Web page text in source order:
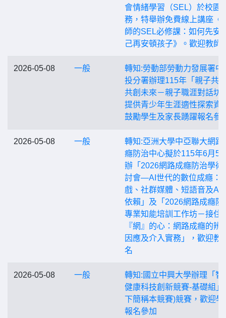
會情緒學習（SEL）於校園
務，特舉辦免費線上講座《
師的SEL必修課：如何先安
己再安頓孩子》。歡迎教師
2026-05-08 一般
轉知:勞動部勞動力發展署中
投分署辦理115年「親子共
共創未來－親子職涯對話坊
提供青少年生涯適性探索資
鼓勵學生及家長踴躍報名參
2026-05-08 一般
轉知:亞洲大學中亞聯大網路
癮防治中心擬於115年6月5
辦「2026網路成癮防治學術
討會—AI世代的數位成癮：
戲、社群媒體、短語音及AI
依賴」及「2026網路成癮防
專業知能培訓工作坊－接住
『網』的心：網路成癮的辨
因應及介入實務」，歡迎教
名
2026-05-08 一般
轉知:國立中興大學辦理「智
健康科技創新競賽-基礎組」
下簡稱本競賽)競賽，歡迎學
報名參加